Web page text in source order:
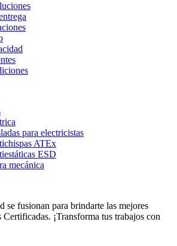
para electricistas
ATEx
ESD
mecánica
se fusionan para brindarte las mejores
¡Transforma tus trabajos con